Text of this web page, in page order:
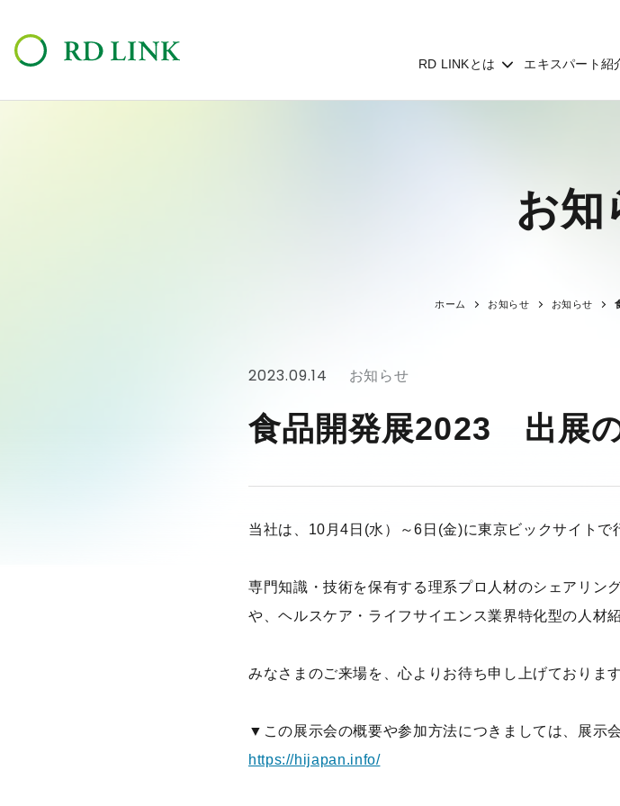
RD LINKとは エキスパート紹
お知
ホーム お知らせ お知らせ
2023.09.14 お知らせ
食品開発展2023 出展
当社は、10月4日(水）～6日(金)に東京ビックサイトで
専門知識・技術を保有する理系プロ人材のシェアリン
や、ヘルスケア・ライフサイエンス業界特化型の人材
みなさまのご来場を、心よりお待ち申し上げております
▼この展示会の概要や参加方法につきましては、展示
https://hijapan.info/